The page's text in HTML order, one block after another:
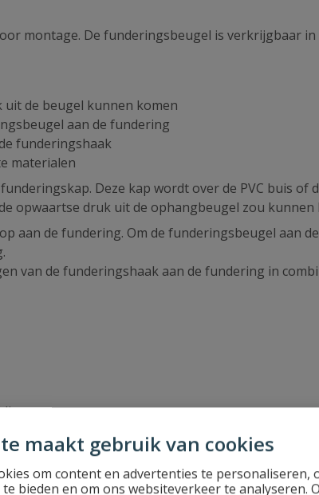
maakt gebruik van cookies
om content en advertenties te personaliseren,
bieden en om ons websiteverkeer te analyseren.
montage. De funderingsbeugel is verkrijgbaar in
de beugel kunnen komen
aan de fundering
funderingshaak
materialen
Deze kap wordt over de PVC buis of
opwaartse druk uit de ophangbeugel zou kunnen
aan de fundering. Om de funderingsbeugel aan de
van de funderingshaak aan de fundering in
PVC afvoerbuizen en de invoerbochten een